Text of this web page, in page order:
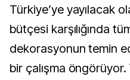
Türkiye’ye yayılacak
bütçesi karşılığında
dekorasyonun temin
bir çalışma öngörüyor.